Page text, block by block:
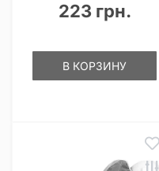
223 грн.
В КОРЗИНУ